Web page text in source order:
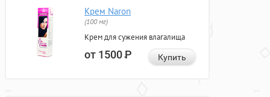
Крем Naron
(100 мг)
Крем для сужения влагалища
от 1500Р Купить